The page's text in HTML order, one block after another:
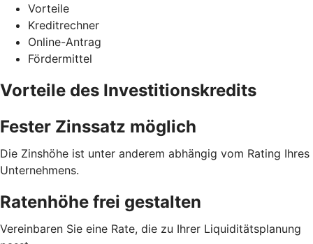
Vorteile
Kreditrechner
Online-Antrag
Fördermittel
Vorteile des Investitionskredits
Fester Zinssatz möglich
Die Zinshöhe ist unter anderem abhängig vom Rating Ihres
Unternehmens.
Ratenhöhe frei gestalten
Vereinbaren Sie eine Rate, die zu Ihrer Liquiditätsplanung